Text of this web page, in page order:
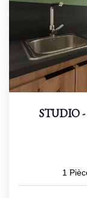
STUDIO -
1